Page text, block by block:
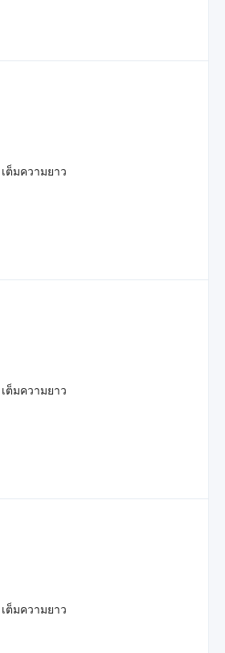
เต็มความยาว
เต็มความยาว
เต็มความยาว